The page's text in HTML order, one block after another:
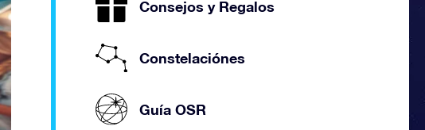
Consejos y Regalos
Constelaciónes
Guía OSR